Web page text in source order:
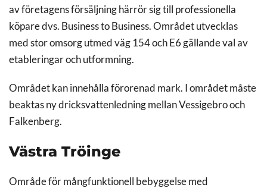
av företagens försäljning härrör sig till professionella
köpare dvs. Business to Business. Området utvecklas
med stor omsorg utmed väg 154 och E6 gällande val av
etableringar och utformning.
Området kan innehålla förorenad mark. I området måste
beaktas ny dricksvattenledning mellan Vessigebro och
Falkenberg.
Västra Tröinge
Område för mångfunktionell bebyggelse med